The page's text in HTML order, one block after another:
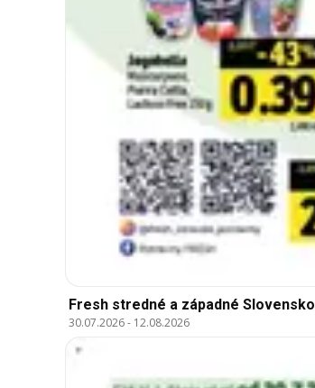
Fresh stredné a západné Slovensko
30.07.2026- 12.08.2026